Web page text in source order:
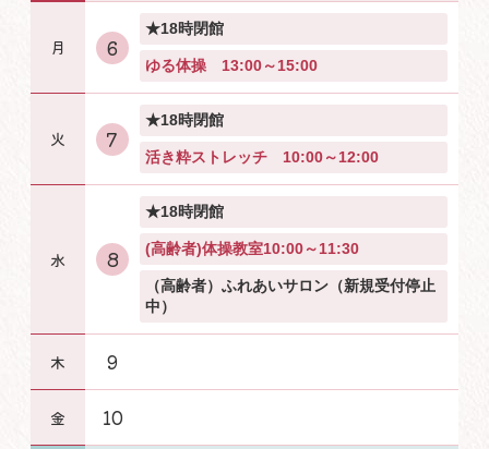
6
★18時閉館
ゆる体操 13:00～15:00
7
★18時閉館
活き粋ストレッチ 10:00～12:00
8
★18時閉館
(高齢者)体操教室10:00～11:30
（高齢者）ふれあいサロン（新規受付停止
中）
9
10